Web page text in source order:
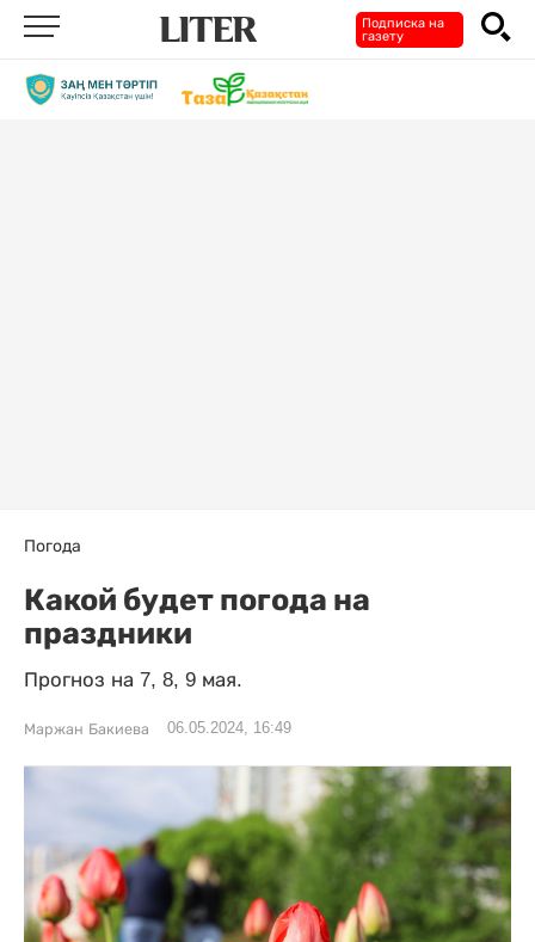
Подписка на
газету
Погода
Какой будет погода на
праздники
Прогноз на 7, 8, 9 мая.
Маржан Бакиева 06.05.2024, 16:49